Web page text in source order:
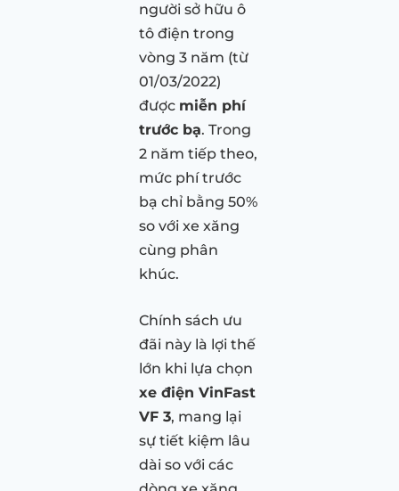
người sở hữu ô
tô điện trong
vòng 3 năm (từ
01/03/2022)
được miễn phí
trước bạ. Trong
2 năm tiếp theo,
mức phí trước
bạ chỉ bằng 50%
so với xe xăng
cùng phân
khúc.
Chính sách ưu
đãi này là lợi thế
lớn khi lựa chọn
xe điện VinFast
VF 3, mang lại
sự tiết kiệm lâu
dài so với các